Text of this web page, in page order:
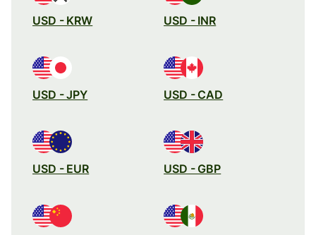
USD - KRW USD - INR
USD - JPY USD - CAD
USD - EUR USD - GBP